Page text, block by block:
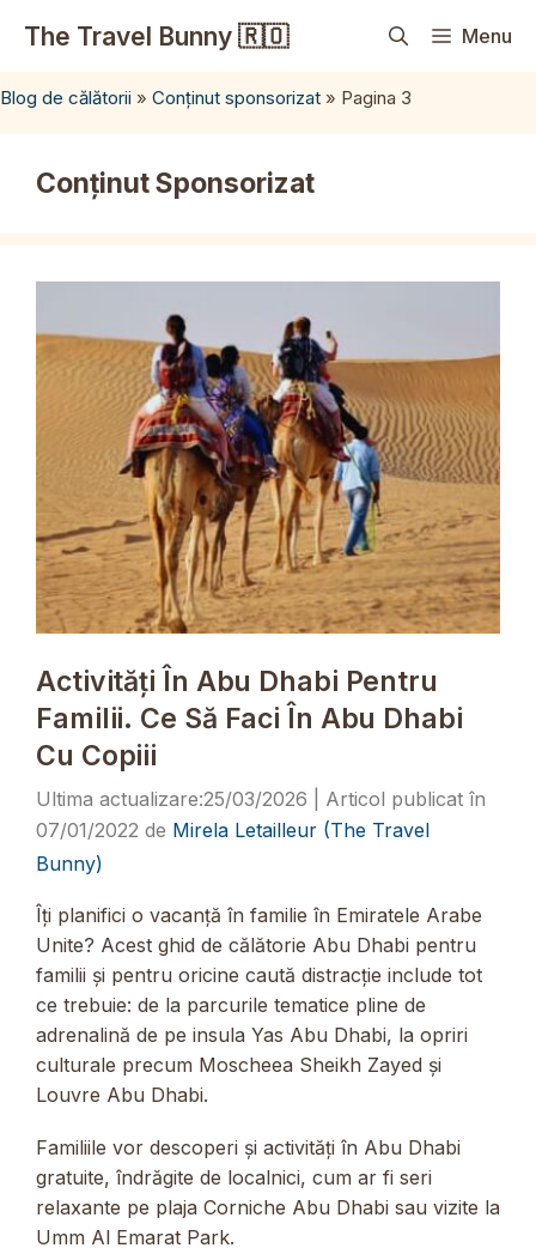
The Travel Bunny 🇷🇴 Menu
Blog de călătorii » Conținut sponsorizat » Pagina 3
Conținut Sponsorizat
Activități În Abu Dhabi Pentru
Familii. Ce Să Faci În Abu Dhabi
Cu Copiii
25/03/2026
07/01/2022 de Mirela Letailleur (The Travel
Bunny)
Îți planifici o vacanță în familie în Emiratele Arabe
Unite? Acest ghid de călătorie Abu Dhabi pentru
familii și pentru oricine caută distracție include tot
ce trebuie: de la parcurile tematice pline de
adrenalină de pe insula Yas Abu Dhabi, la opriri
culturale precum Moscheea Sheikh Zayed și
Louvre Abu Dhabi.
Familiile vor descoperi și activități în Abu Dhabi
gratuite, îndrăgite de localnici, cum ar fi seri
relaxante pe plaja Corniche Abu Dhabi sau vizite la
Umm Al Emarat Park.